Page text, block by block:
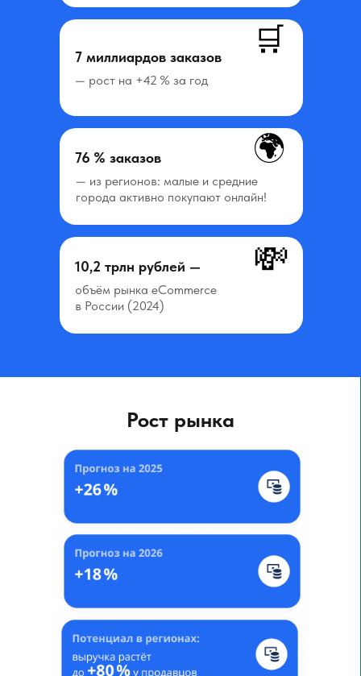
объём рынка eCommerce
в России (2024)
10,2 трлн рублей — 💸
— рост на +42 % за год
7 миллиардов заказов 🛒
— из регионов: малые и средние
города активно покупают онлайн!
76 % заказов 🌍
Рост рынка
Устраиваем
на стажировку
лучших учеников
В нашей школе работают
специализированные люди —
менеджеры по трудоустройству
Мы делаем отбор среди большого
количества вакансий, связываемся
с компаниями, договариваемся о приеме
наших студентов без опыта,
с трудоустройством нашим лучшим
Ваша задача — добросовестно обучаться,
активнои мотивированно себя
проявлять, сдать финальное
тестирование!